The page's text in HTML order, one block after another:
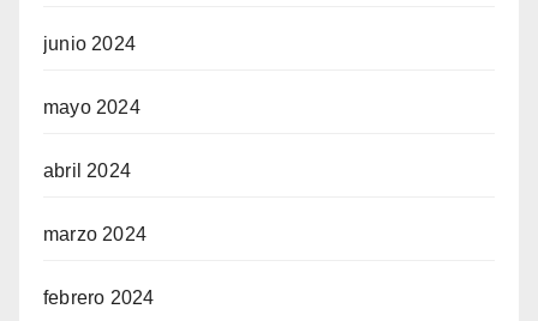
junio 2024
mayo 2024
abril 2024
marzo 2024
febrero 2024